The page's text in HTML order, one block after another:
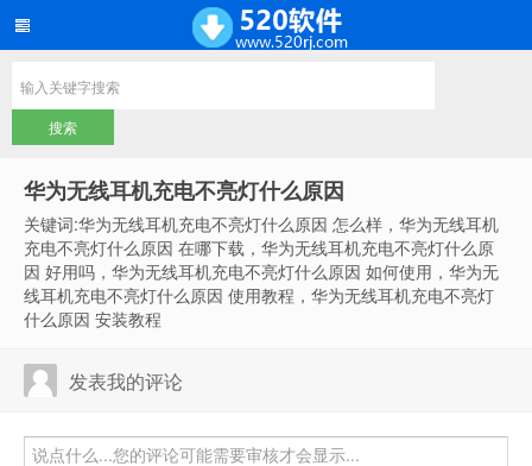
华为无线耳机充电不亮灯什么原因
关键词:华为无线耳机充电不亮灯什么原因 怎么样，华为无线耳机
充电不亮灯什么原因 在哪下载，华为无线耳机充电不亮灯什么原
因 好用吗，华为无线耳机充电不亮灯什么原因 如何使用，华为无
线耳机充电不亮灯什么原因 使用教程，华为无线耳机充电不亮灯
什么原因 安装教程
发表我的评论